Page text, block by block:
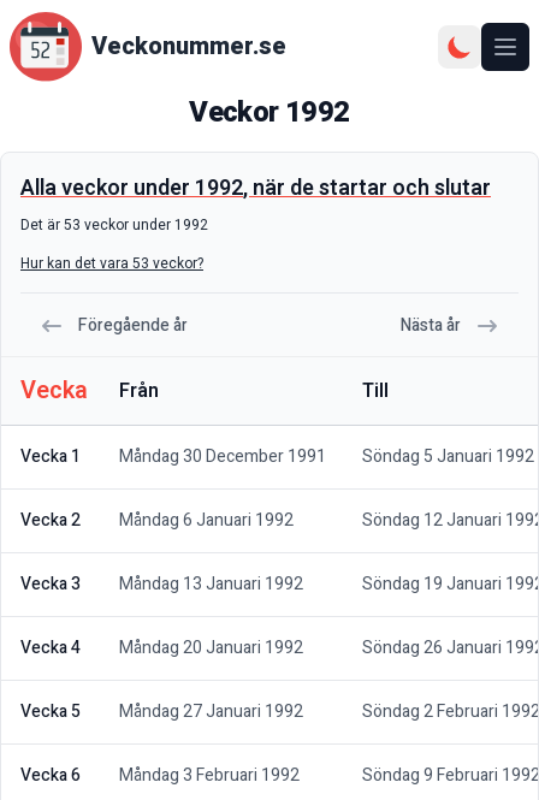
Veckonummer.se
Veckor 1992
Alla veckor under1992, när de startar och slutar
Det är53 veckor under1992
Hur kan det vara 53 veckor?
Föregående år Nästa år
Vecka Från Till
Vecka 1 Måndag 30 December 1991 Söndag 5 Januari 1992
Vecka 2 Måndag 6 Januari 1992 Söndag 12 Januari
Vecka 3 Måndag 13 Januari 1992 Söndag 19 Januari
Vecka 4 Måndag 20 Januari 1992 Söndag 26 Januari
Vecka 5 Måndag 27 Januari 1992 Söndag 2 Februari 1992
Vecka 6 Måndag 3 Februari 1992 Söndag 9 Februari 1992